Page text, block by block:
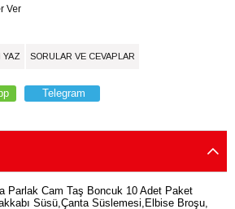
Ver
YAZ SORULAR VE CEVAPLAR
Telegram
Parlak Cam Taş Boncuk 10 Adet Paket
Süsü,Çanta Süslemesi,Elbise Broşu,